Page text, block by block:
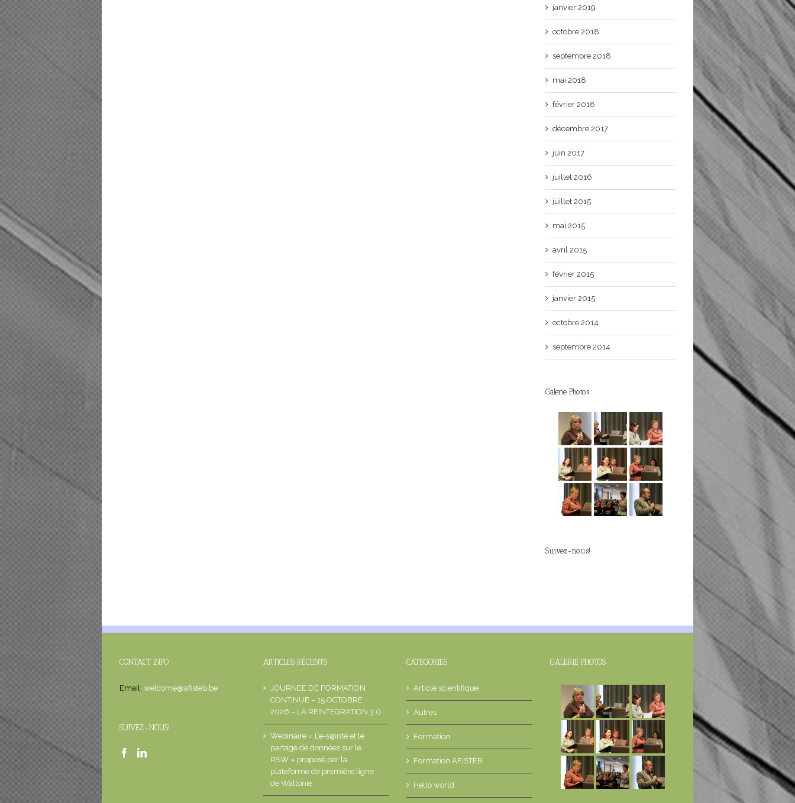
janvier 2019
octobre 2018
septembre 2018
mai 2018
février 2018
décembre 2017
juin 2017
juillet 2016
juillet 2015
mai 2015
avril 2015
février 2015
janvier 2015
octobre 2014
septembre 2014
Galerie Photos
Suivez-nous!
CONTACT INFO
Email: welcome@afisteb.be
SUIVEZ-NOUS!
ARTICLES RÉCENTS
JOURNEE DE FORMATION
CONTINUE – 15 OCTOBRE
2026 – LA REINTEGRATION 3.0
Webinaire « L’e-s@nté et le
partage de données sur le
RSW » proposé par la
plateforme de première ligne
de Wallonie
CATEGORIES
Article scientifique
Autres
Formation
Formation AFISTEB
Hello world
GALERIE PHOTOS